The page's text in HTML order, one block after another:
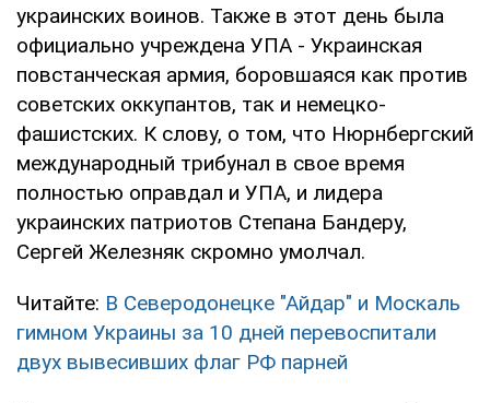
украинских воинов. Также в этот день была
официально учреждена УПА - Украинская
повстанческая армия, боровшаяся как против
советских оккупантов, так и немецко-
фашистских. К слову, о том, что Нюрнбергский
международный трибунал в свое время
полностью оправдал и УПА, и лидера
украинских патриотов Степана Бандеру,
Сергей Железняк скромно умолчал.
Читайте: В Северодонецке "Айдар" и Москаль
гимном Украины за 10 дней перевоспитали
двух вывесивших флаг РФ парней